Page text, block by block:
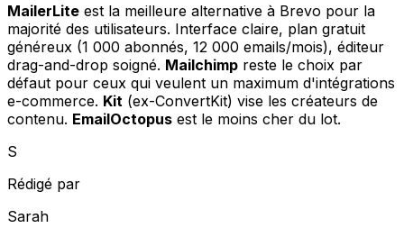
MailerLite est la meilleure alternative à Brevo pour la
majorité des utilisateurs. Interface claire, plan gratuit
généreux (1 000 abonnés, 12 000 emails/mois), éditeur
drag-and-drop soigné. Mailchimp reste le choix par
défaut pour ceux qui veulent un maximum d'intégrations
e-commerce. Kit (ex-ConvertKit) vise les créateurs de
contenu. EmailOctopus est le moins cher du lot.
S
Rédigé par
Sarah